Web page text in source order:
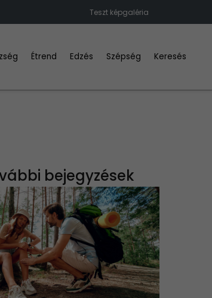
Teszt képgaléria
Étrend Edzés Szépség Keresés
bejegyzések